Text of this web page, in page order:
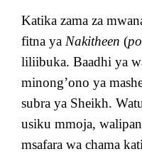
Katika zama za
fitna ya Nakitheen (
liliibuka. Baadhi ya
minong’ono ya
subra ya Sheikh.
usiku mmoja,
msafara wa chama